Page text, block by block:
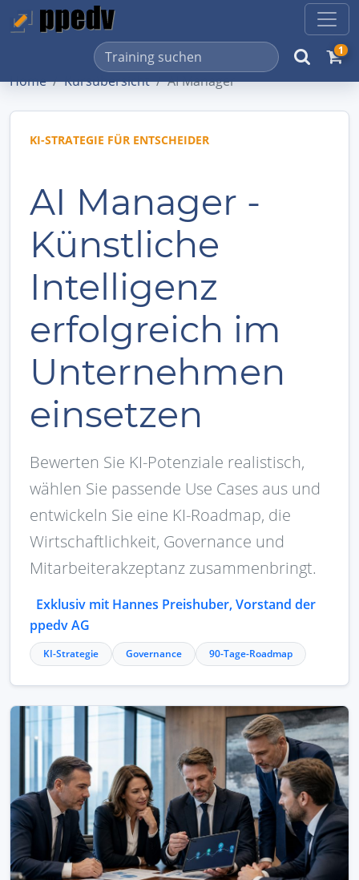
1
Home Kursübersicht AI Manager
KI-STRATEGIE FÜR ENTSCHEIDER
AI Manager -
Künstliche
Intelligenz
erfolgreich im
Unternehmen
einsetzen
Bewerten Sie KI-Potenziale realistisch,
wählen Sie passende Use Cases aus und
entwickeln Sie eine KI-Roadmap, die
Wirtschaftlichkeit, Governance und
Mitarbeiterakzeptanz zusammenbringt.
Exklusiv mit Hannes Preishuber, Vorstand der
ppedv AG
KI-Strategie Governance 90-Tage-Roadmap